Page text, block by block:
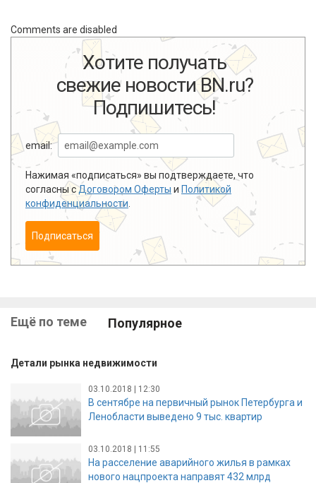
Comments are disabled
Хотите получать
свежие новости BN.ru?
Подпишитесь!
email:
Нажимая «подписаться» вы подтверждаете, что
согласны сДоговором Оферты и Политикой
конфиденциальности
Подписаться
Ещё по теме Популярное
Детали рынка недвижимости
03.10.2018 | 12:30
В сентябре на первичный рынок Петербурга и
Ленобласти выведено 9 тыс. квартир
03.10.2018 | 11:55
На расселение аварийного жилья в рамках
нового нацпроекта направят 432 млрд